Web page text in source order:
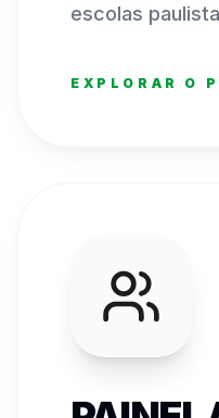
escolas
EXPLORAR O